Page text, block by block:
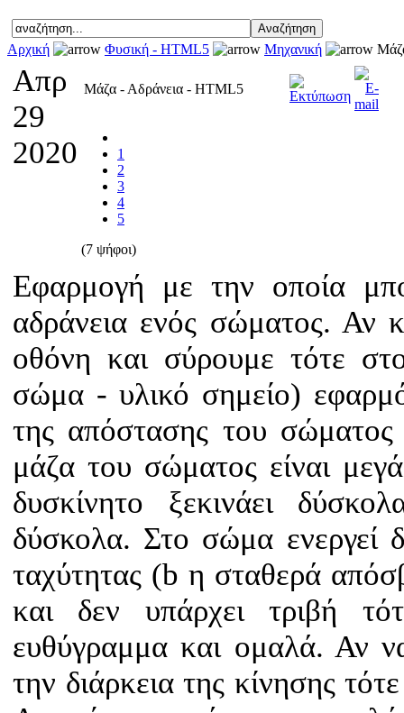
Αρχική Φυσική - HTML5 Μηχανική
Απρ
29
2020
Μάζα - Αδράνεια - HTML5
1
2
3
4
5
(7 ψήφοι)
Εφαρμογή με την οποία
αδράνεια ενός σώματος. Αν
οθόνη και σύρουμε τότε
σώμα - υλικό σημείο)
της απόστασης του
μάζα του σώματος είναι
δυσκίνητο ξεκινάει
δύσκολα. Στο σώμα ενεργεί
ταχύτητας (b η σταθερά
και δεν υπάρχει τριβή
ευθύγραμμα και ομαλά. Αν
την διάρκεια της κίνησης